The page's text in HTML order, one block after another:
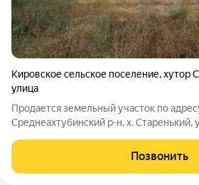
Кировское сельское поселение,хутор
улица
Продается земельный участок по
Среднеахтубинский р-н, х. Старенький,
есть возможность купить напротив
участком 9 соток. Участок
Позвонить